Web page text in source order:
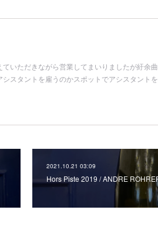
いただきながら営業してまいりましたが紆余
スタントを雇うのかスポットでアシスタント
2021.10.21 03:09
Hors Piste 2019 / ANDRE